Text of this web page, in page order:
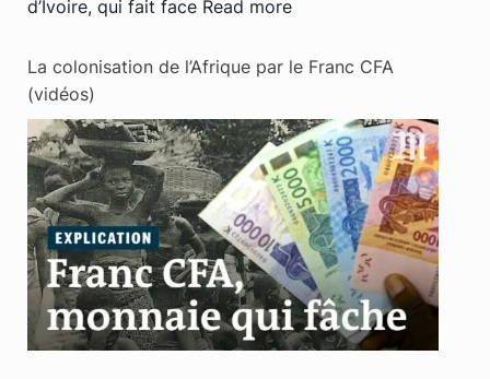
d’Ivoire, qui fait face Read more
La colonisation de l’Afrique par le Franc CFA
(vidéos)